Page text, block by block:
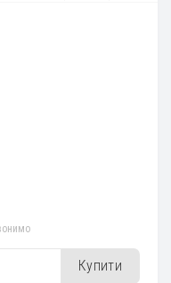
Купити